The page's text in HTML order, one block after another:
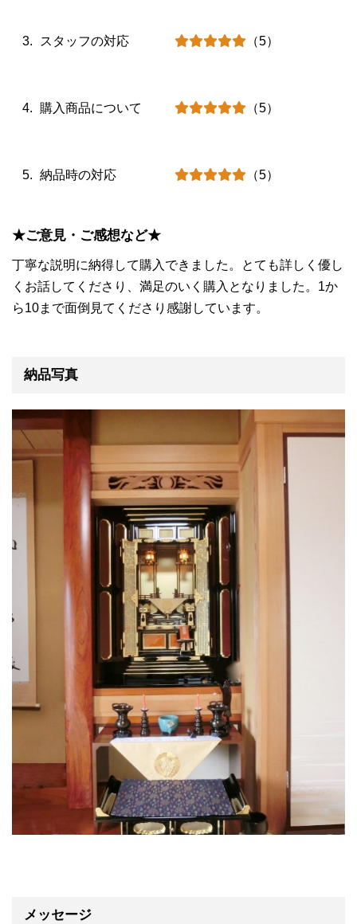
スタッフの対応 （5）
購入商品について （5）
納品時の対応 （5）
★ご意見・ご感想など★
丁寧な説明に納得して購入できました。とても詳しく優し
くお話してくださり、満足のいく購入となりました。1か
ら10まで面倒見てくださり感謝しています。
納品写真
メッセージ